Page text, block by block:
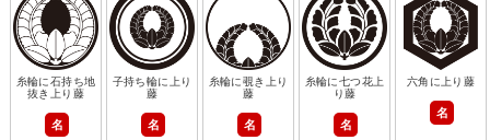
糸輪に石持ち地
抜き上り藤
名
子持ち輪に上り
藤
名
糸輪に覗き上り
藤
名
糸輪に七つ花上
り藤
名
六角に上り藤
名